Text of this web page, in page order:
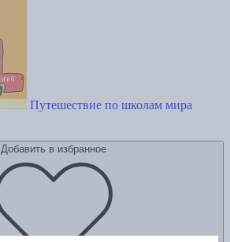
Путешествие по школам мира
Добавить в избранное